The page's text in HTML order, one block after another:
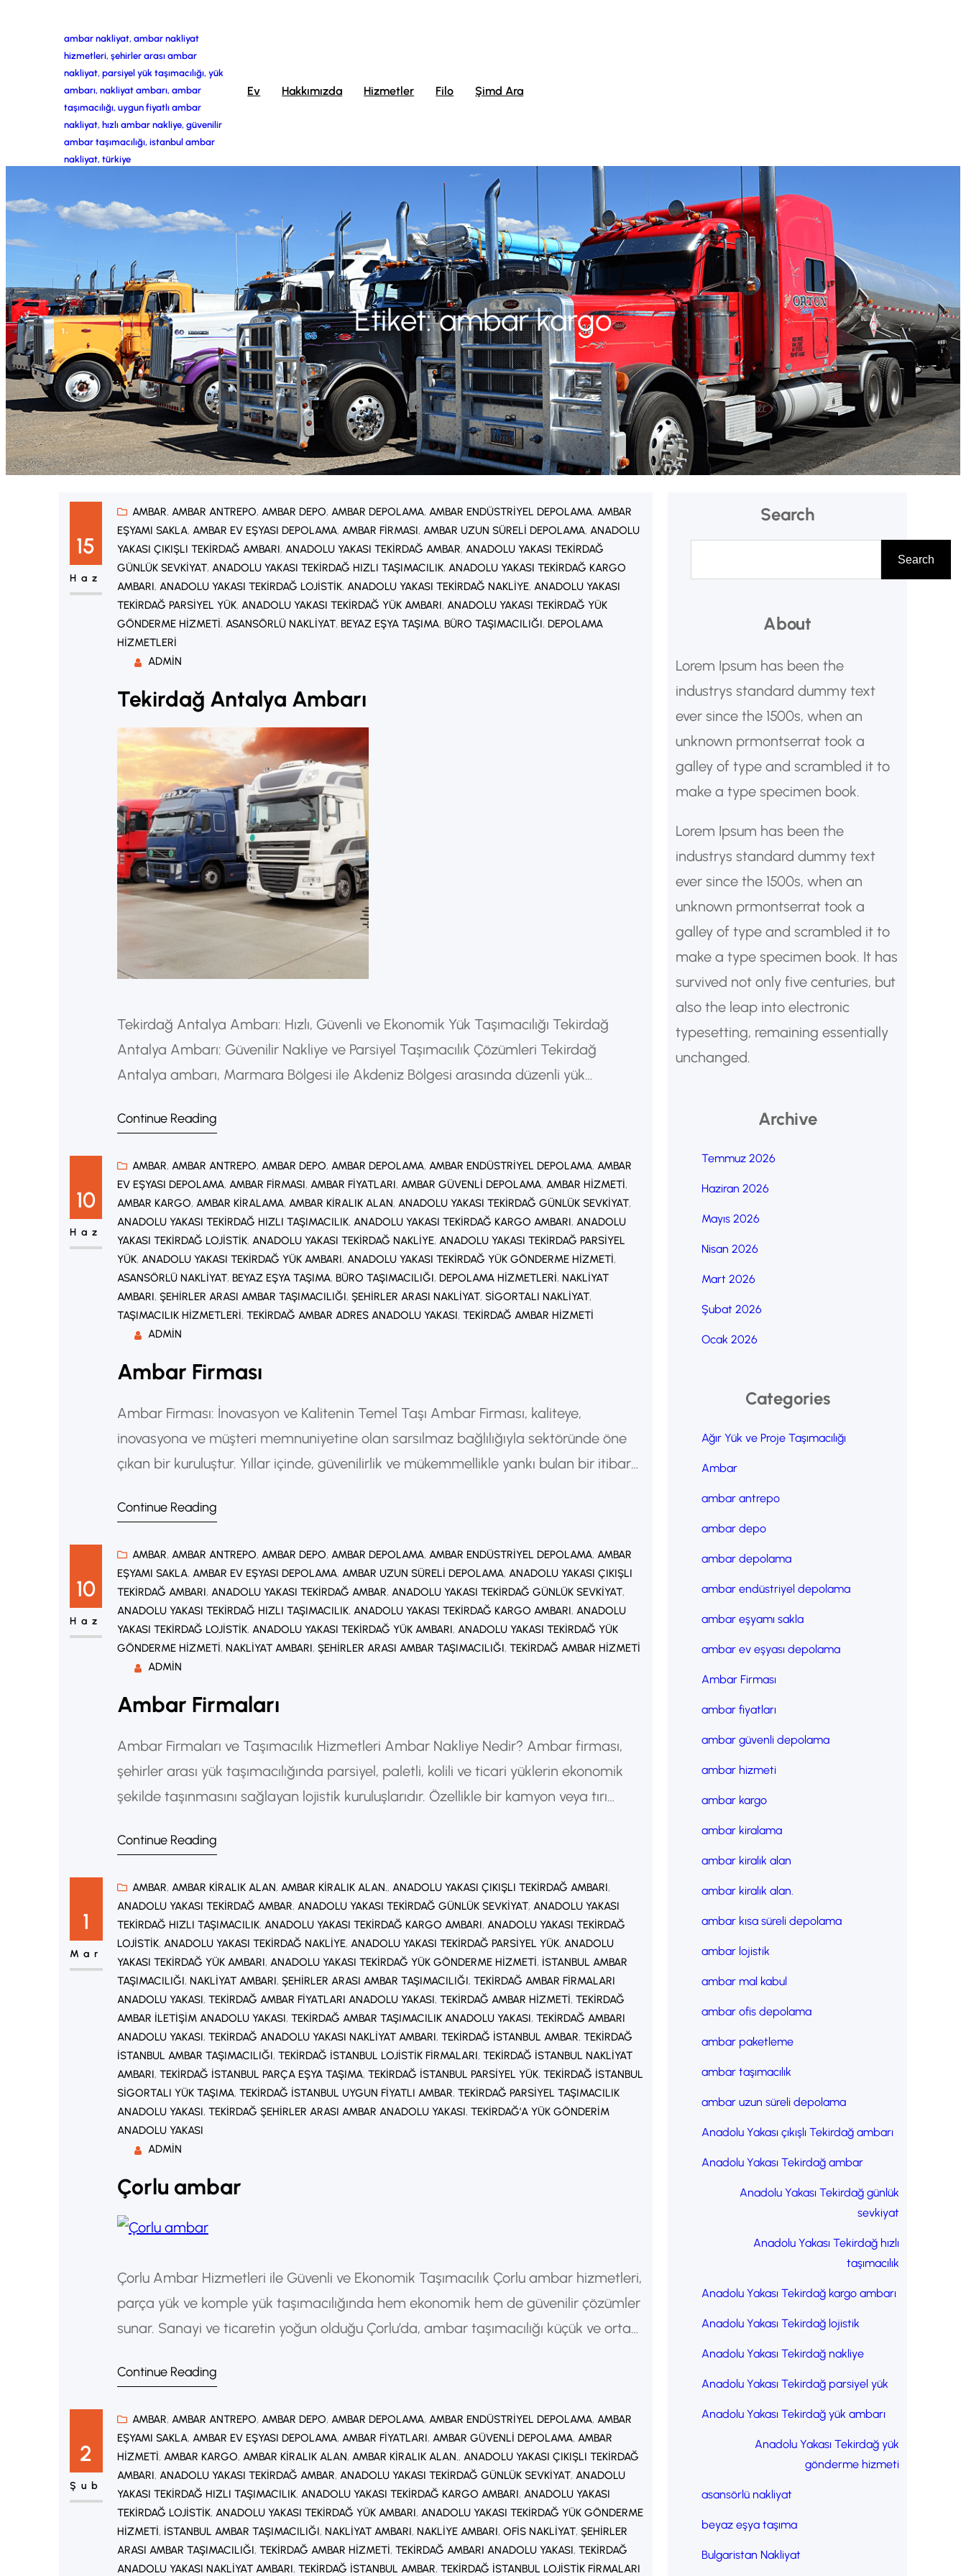
ambar nakliyat, ambar nakliyat
hizmetleri, şehirler arası ambar
nakliyat, parsiyel yük taşımacılığı, yük
ambarı, nakliyat ambarı, ambar
taşımacılığı, uygun fiyatlı ambar
nakliyat, hızlı ambar nakliye, güvenilir
ambar taşımacılığı, istanbul ambar
nakliyat, türkiye
Ev Hakkımızda Hizmetler Filo Şimd Ara
Etiket:ambar kargo
15
Haz
AMBAR, AMBAR ANTREPO, AMBAR DEPO, AMBAR DEPOLAMA, AMBAR ENDÜSTRIYEL DEPOLAMA, AMBAR
EŞYAMI SAKLA, AMBAR EV EŞYASI DEPOLAMA, AMBAR FIRMASI, AMBAR UZUN SÜRELI DEPOLAMA, ANADOLU
YAKASI ÇIKIŞLI TEKIRDAĞ AMBARI, ANADOLU YAKASI TEKIRDAĞ AMBAR, ANADOLU YAKASI TEKIRDAĞ
GÜNLÜK SEVKIYAT, ANADOLU YAKASI TEKIRDAĞ HIZLI TAŞIMACILIK, ANADOLU YAKASI TEKIRDAĞ KARGO
AMBARI, ANADOLU YAKASI TEKIRDAĞ LOJISTIK, ANADOLU YAKASI TEKIRDAĞ NAKLIYE, ANADOLU YAKASI
TEKIRDAĞ PARSIYEL YÜK, ANADOLU YAKASI TEKIRDAĞ YÜK AMBARI, ANADOLU YAKASI TEKIRDAĞ YÜK
GÖNDERME HIZMETI, ASANSÖRLÜ NAKLIYAT, BEYAZ EŞYA TAŞIMA, BÜRO TAŞIMACILIĞI, DEPOLAMA
HIZMETLERI
ADMIN
Tekirdağ Antalya Ambarı
Tekirdağ Antalya Ambarı: Hızlı, Güvenli ve Ekonomik Yük Taşımacılığı Tekirdağ
Antalya Ambarı: Güvenilir Nakliye ve Parsiyel Taşımacılık Çözümleri Tekirdağ
Antalya ambarı, Marmara Bölgesi ile Akdeniz Bölgesi arasında düzenli yük
üreticiler, e-ticaret firmaları ve bireysel gönderi sahipleri için ekonomik ve güvenilir
Continue Reading
10
Haz
AMBAR, AMBAR ANTREPO, AMBAR DEPO, AMBAR DEPOLAMA, AMBAR ENDÜSTRIYEL DEPOLAMA, AMBAR
EV EŞYASI DEPOLAMA, AMBAR FIRMASI, AMBAR FIYATLARI, AMBAR GÜVENLI DEPOLAMA, AMBAR HIZMETI
AMBAR KARGO, AMBAR KIRALAMA, AMBAR KIRALIK ALAN, ANADOLU YAKASI TEKIRDAĞ GÜNLÜK SEVKIYAT
ANADOLU YAKASI TEKIRDAĞ HIZLI TAŞIMACILIK, ANADOLU YAKASI TEKIRDAĞ KARGO AMBARI, ANADOLU
YAKASI TEKIRDAĞ LOJISTIK, ANADOLU YAKASI TEKIRDAĞ NAKLIYE, ANADOLU YAKASI TEKIRDAĞ PARSIYEL
YÜK, ANADOLU YAKASI TEKIRDAĞ YÜK AMBARI, ANADOLU YAKASI TEKIRDAĞ YÜK GÖNDERME HIZMETI
ASANSÖRLÜ NAKLIYAT, BEYAZ EŞYA TAŞIMA, BÜRO TAŞIMACILIĞI, DEPOLAMA HIZMETLERI, NAKLIYAT
AMBARI, ŞEHIRLER ARASI AMBAR TAŞIMACILIĞI, ŞEHIRLER ARASI NAKLIYAT, SIGORTALI NAKLIYAT
TAŞIMACILIK HIZMETLERI, TEKIRDAĞ AMBAR ADRES ANADOLU YAKASI, TEKIRDAĞ AMBAR HIZMETI
ADMIN
Ambar Firması
Ambar Firması: İnovasyon ve Kalitenin Temel Taşı Ambar Firması, kaliteye,
inovasyona ve müşteri memnuniyetine olan sarsılmaz bağlılığıyla sektöründe öne
çıkan bir kuruluştur. Yıllar içinde, güvenilirlik ve mükemmellikle yankı bulan bir itibar
oyuncu haline gelmiştir. Şirket Genel Bakışı Yirmi yılı aşkın bir süre önce kurulan
Continue Reading
10
Haz
AMBAR, AMBAR ANTREPO, AMBAR DEPO, AMBAR DEPOLAMA, AMBAR ENDÜSTRIYEL DEPOLAMA, AMBAR
EŞYAMI SAKLA, AMBAR EV EŞYASI DEPOLAMA, AMBAR UZUN SÜRELI DEPOLAMA, ANADOLU YAKASI ÇIKIŞLI
TEKIRDAĞ AMBARI, ANADOLU YAKASI TEKIRDAĞ AMBAR, ANADOLU YAKASI TEKIRDAĞ GÜNLÜK SEVKIYAT
ANADOLU YAKASI TEKIRDAĞ HIZLI TAŞIMACILIK, ANADOLU YAKASI TEKIRDAĞ KARGO AMBARI, ANADOLU
YAKASI TEKIRDAĞ LOJISTIK, ANADOLU YAKASI TEKIRDAĞ YÜK AMBARI, ANADOLU YAKASI TEKIRDAĞ YÜK
GÖNDERME HIZMETI, NAKLIYAT AMBARI, ŞEHIRLER ARASI AMBAR TAŞIMACILIĞI, TEKIRDAĞ AMBAR HIZMETI
ADMIN
Ambar Firmaları
Ambar Firmaları ve Taşımacılık Hizmetleri Ambar Nakliye Nedir? Ambar firması,
şehirler arası yük taşımacılığında parsiyel, paletli, kolili ve ticari yüklerin ekonomik
şekilde taşınmasını sağlayan lojistik kuruluşlarıdır. Özellikle bir kamyon veya tırı
birleştirilerek taşınması sistemine ambar taşımacılığı denir. Bu yöntem sayesinde
Continue Reading
1
Mar
AMBAR, AMBAR KIRALIK ALAN, AMBAR KIRALIK ALAN., ANADOLU YAKASI ÇIKIŞLI TEKIRDAĞ AMBARI
ANADOLU YAKASI TEKIRDAĞ AMBAR, ANADOLU YAKASI TEKIRDAĞ GÜNLÜK SEVKIYAT, ANADOLU YAKASI
TEKIRDAĞ HIZLI TAŞIMACILIK, ANADOLU YAKASI TEKIRDAĞ KARGO AMBARI, ANADOLU YAKASI TEKIRDAĞ
LOJISTIK, ANADOLU YAKASI TEKIRDAĞ NAKLIYE, ANADOLU YAKASI TEKIRDAĞ PARSIYEL YÜK, ANADOLU
YAKASI TEKIRDAĞ YÜK AMBARI, ANADOLU YAKASI TEKIRDAĞ YÜK GÖNDERME HIZMETI, İSTANBUL AMBAR
TAŞIMACILIĞI, NAKLIYAT AMBARI, ŞEHIRLER ARASI AMBAR TAŞIMACILIĞI, TEKIRDAĞ AMBAR FIRMALARI
ANADOLU YAKASI, TEKIRDAĞ AMBAR FIYATLARI ANADOLU YAKASI, TEKIRDAĞ AMBAR HIZMETI, TEKIRDAĞ
AMBAR ILETIŞIM ANADOLU YAKASI, TEKIRDAĞ AMBAR TAŞIMACILIK ANADOLU YAKASI, TEKIRDAĞ AMBARI
ANADOLU YAKASI, TEKIRDAĞ ANADOLU YAKASI NAKLIYAT AMBARI, TEKIRDAĞ İSTANBUL AMBAR, TEKIRDAĞ
İSTANBUL AMBAR TAŞIMACILIĞI, TEKIRDAĞ İSTANBUL LOJISTIK FIRMALARI, TEKIRDAĞ İSTANBUL NAKLIYAT
AMBARI, TEKIRDAĞ İSTANBUL PARÇA EŞYA TAŞIMA, TEKIRDAĞ İSTANBUL PARSIYEL YÜK, TEKIRDAĞ İSTANBUL
SIGORTALI YÜK TAŞIMA, TEKIRDAĞ İSTANBUL UYGUN FIYATLI AMBAR, TEKIRDAĞ PARSIYEL TAŞIMACILIK
ANADOLU YAKASI, TEKIRDAĞ ŞEHIRLER ARASI AMBAR ANADOLU YAKASI, TEKIRDAĞ’A YÜK GÖNDERIM
ANADOLU YAKASI
ADMIN
Çorlu ambar
Çorlu Ambar Hizmetleri ile Güvenli ve Ekonomik Taşımacılık Çorlu ambar hizmetleri,
parça yük ve komple yük taşımacılığında hem ekonomik hem de güvenilir çözümler
sunar. Sanayi ve ticaretin yoğun olduğu Çorlu’da, ambar taşımacılığı küçük ve orta
Nedir? Ayrıca Ambar taşımacılığı, farklı müşterilere ait yüklerin aynı araçta…
Continue Reading
2
Şub
AMBAR, AMBAR ANTREPO, AMBAR DEPO, AMBAR DEPOLAMA, AMBAR ENDÜSTRIYEL DEPOLAMA, AMBAR
EŞYAMI SAKLA, AMBAR EV EŞYASI DEPOLAMA, AMBAR FIYATLARI, AMBAR GÜVENLI DEPOLAMA, AMBAR
HIZMETI, AMBAR KARGO, AMBAR KIRALIK ALAN, AMBAR KIRALIK ALAN., ANADOLU YAKASI ÇIKIŞLI TEKIRDAĞ
AMBARI, ANADOLU YAKASI TEKIRDAĞ AMBAR, ANADOLU YAKASI TEKIRDAĞ GÜNLÜK SEVKIYAT, ANADOLU
YAKASI TEKIRDAĞ HIZLI TAŞIMACILIK, ANADOLU YAKASI TEKIRDAĞ KARGO AMBARI, ANADOLU YAKASI
TEKIRDAĞ LOJISTIK, ANADOLU YAKASI TEKIRDAĞ YÜK AMBARI, ANADOLU YAKASI TEKIRDAĞ YÜK GÖNDERME
HIZMETI, İSTANBUL AMBAR TAŞIMACILIĞI, NAKLIYAT AMBARI, NAKLIYE AMBARI, OFIS NAKLIYAT, ŞEHIRLER
ARASI AMBAR TAŞIMACILIĞI, TEKIRDAĞ AMBAR HIZMETI, TEKIRDAĞ AMBARI ANADOLU YAKASI, TEKIRDAĞ
ANADOLU YAKASI NAKLIYAT AMBARI, TEKIRDAĞ İSTANBUL AMBAR, TEKIRDAĞ İSTANBUL LOJISTIK FIRMALARI
Search
Search
About
Lorem Ipsum has been the
industrys standard dummy text
ever since the 1500s, when an
unknown prmontserrat took a
galley of type and scrambled it to
make a type specimen book.
Lorem Ipsum has been the
industrys standard dummy text
ever since the 1500s, when an
unknown prmontserrat took a
galley of type and scrambled it to
make a type specimen book. It has
survived not only five centuries, but
also the leap into electronic
typesetting, remaining essentially
unchanged.
Archive
Temmuz 2026
Haziran 2026
Mayıs 2026
Nisan 2026
Mart 2026
Şubat 2026
Ocak 2026
Categories
Ağır Yük ve Proje Taşımacılığı
Ambar
ambar antrepo
ambar depo
ambar depolama
ambar endüstriyel depolama
ambar eşyamı sakla
ambar ev eşyası depolama
Ambar Firması
ambar fiyatları
ambar güvenli depolama
ambar hizmeti
ambar kargo
ambar kiralama
ambar kiralık alan
ambar kiralık alan.
ambar kısa süreli depolama
ambar lojistik
ambar mal kabul
ambar ofis depolama
ambar paketleme
ambar taşımacılık
ambar uzun süreli depolama
Anadolu Yakası çıkışlı Tekirdağ ambarı
Anadolu Yakası Tekirdağ ambar
Anadolu Yakası Tekirdağ günlük
sevkiyat
Anadolu Yakası Tekirdağ hızlı
taşımacılık
Anadolu Yakası Tekirdağ kargo ambarı
Anadolu Yakası Tekirdağ lojistik
Anadolu Yakası Tekirdağ nakliye
Anadolu Yakası Tekirdağ parsiyel yük
Anadolu Yakası Tekirdağ yük ambarı
Anadolu Yakası Tekirdağ yük
gönderme hizmeti
asansörlü nakliyat
beyaz eşya taşıma
Bulgaristan Nakliyat